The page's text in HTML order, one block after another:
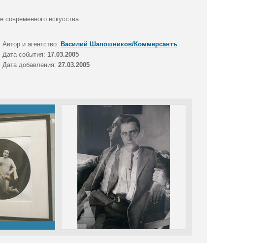
искусства.
Автор и агентство: Василий Шапошников/Коммерсантъ
Дата события: 17.03.2005
Дата добавления: 27.03.2005